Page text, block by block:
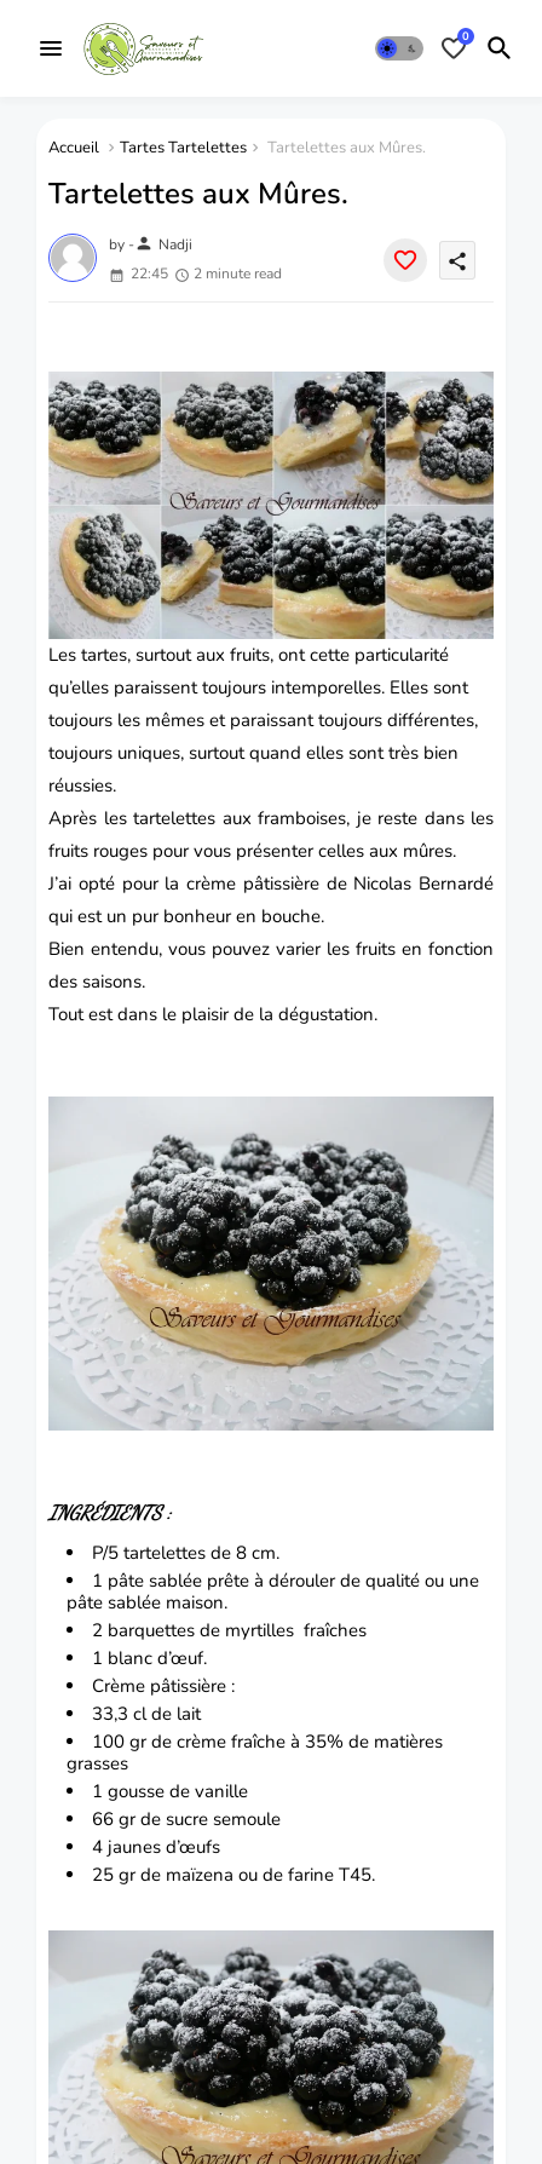
0
Accueil Tartes Tartelettes Tartelettes aux Mûres.
Tartelettes aux Mûres.
by -person Nadji
22:45
2 minute read
share
Les tartes, surtout aux fruits, ont cette particularité
qu’elles paraissent toujours intemporelles. Elles sont
toujours les mêmes et paraissant toujours différentes,
toujours uniques, surtout quand elles sont très bien
réussies.
Après les tartelettes aux framboises, je reste dans les
fruits rouges pour vous présenter celles aux mûres.
J’ai opté pour la crème pâtissière de Nicolas Bernardé
qui est un pur bonheur en bouche.
Bien entendu, vous pouvez varier les fruits en fonction
des saisons.
Tout est dans le plaisir de la dégustation.
INGRÉDIENTS :
P/5 tartelettes de 8 cm.
1 pâte sablée prête à dérouler de qualité ou une
pâte sablée maison.
2 barquettes de myrtilles fraîches
1 blanc d’œuf.
Crème pâtissière :
33,3 cl de lait
100 gr de crème fraîche à 35% de matières
grasses
1 gousse de vanille
66 gr de sucre semoule
4 jaunes d’œufs
25 gr de maïzena ou de farine T45.